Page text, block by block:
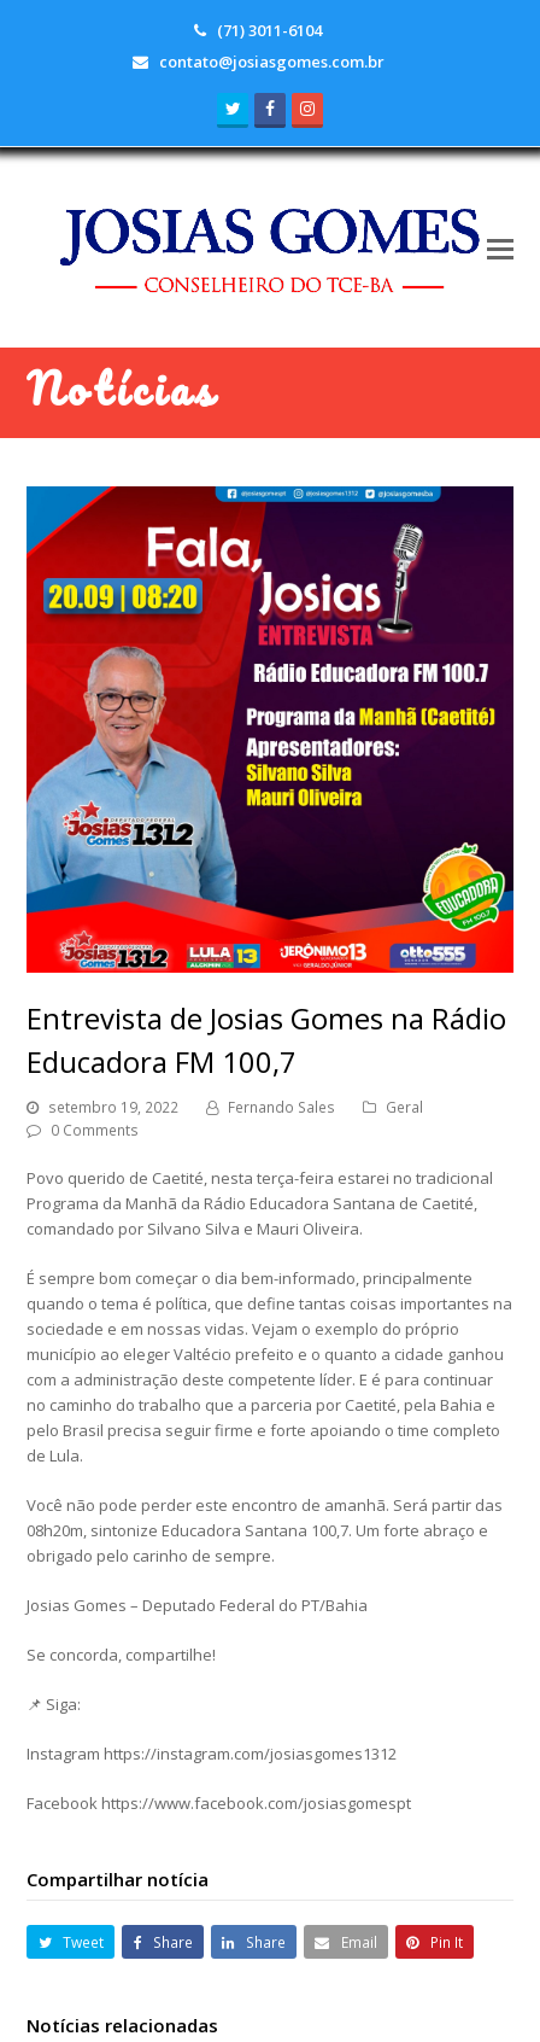
(71) 3011-6104
contato@josiasgomes.com.br
TwitterFacebook
Notícias
Entrevista de Josias Gomes na Rádio
Educadora FM 100,7
setembro 19, 2022 Fernando Sales
Geral
0 Comments
Povo querido de Caetité, nesta terça-feira estarei no tradicional
Programa da Manhã da Rádio Educadora Santana de Caetité,
comandado por Silvano Silva e Mauri Oliveira.
É sempre bom começar o dia bem-informado, principalmente
quando o tema é política, que define tantas coisas importantes na
sociedade e em nossas vidas. Vejam o exemplo do próprio
município ao eleger Valtécio prefeito e o quanto a cidade ganhou
com a administração deste competente líder. E é para continuar
no caminho do trabalho que a parceria por Caetité, pela Bahia e
pelo Brasil precisa seguir firme e forte apoiando o time completo
de Lula.
Você não pode perder este encontro de amanhã. Será partir das
08h20m, sintonize Educadora Santana 100,7. Um forte abraço e
obrigado pelo carinho de sempre.
Josias Gomes – Deputado Federal do PT/Bahia
Se concorda, compartilhe!
📌 Siga:
Instagram https://instagram.com/josiasgomes1312
Facebook https://www.facebook.com/josiasgomespt
Compartilhar notícia
Tweet Share Share Email Pin It
Notícias relacionadas